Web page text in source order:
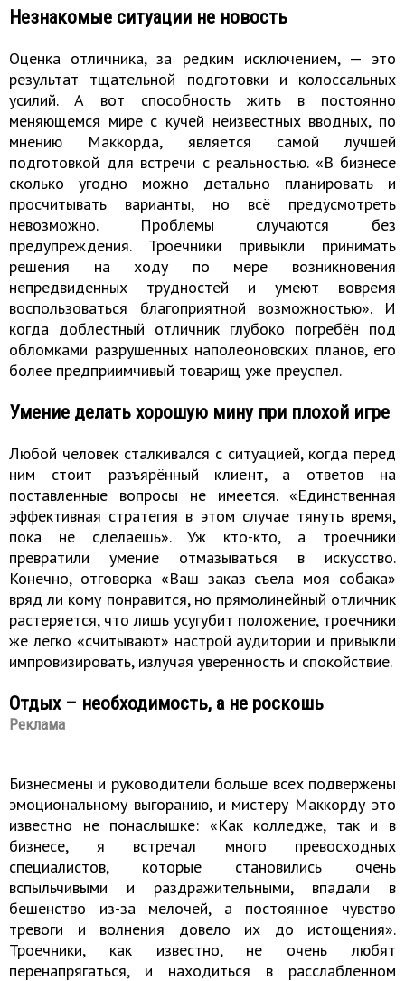
Незнакомые ситуации не новость
Оценка отличника, за редким исключением, — это
результат тщательной подготовки и колоссальных
усилий. А вот способность жить в постоянно
меняющемся мире с кучей неизвестных вводных, по
мнению Маккорда, является самой лучшей
подготовкой для встречи с реальностью. «В бизнесе
сколько угодно можно детально планировать и
просчитывать варианты, но всё предусмотреть
невозможно. Проблемы случаются без
предупреждения. Троечники привыкли принимать
решения на ходу по мере возникновения
непредвиденных трудностей и умеют вовремя
воспользоваться благоприятной возможностью». И
когда доблестный отличник глубоко погребён под
обломками разрушенных наполеоновских планов, его
более предприимчивый товарищ уже преуспел.
Умение делать хорошую мину при плохой игре
Любой человек сталкивался с ситуацией, когда перед
ним стоит разъярённый клиент, а ответов на
поставленные вопросы не имеется. «Единственная
эффективная стратегия в этом случае тянуть время,
пока не сделаешь». Уж кто-кто, а троечники
превратили умение отмазываться в искусство.
Конечно, отговорка «Ваш заказ съела моя собака»
вряд ли кому понравится, но прямолинейный отличник
растеряется, что лишь усугубит положение, троечники
же легко «считывают» настрой аудитории и привыкли
импровизировать, излучая уверенность и спокойствие.
Отдых – необходимость, а не роскошь
Реклама
Бизнесмены и руководители больше всех подвержены
эмоциональному выгоранию, и мистеру Маккорду это
известно не понаслышке: «Как колледже, так и в
бизнесе, я встречал много превосходных
специалистов, которые становились очень
вспыльчивыми и раздражительными, впадали в
бешенство из-за мелочей, а постоянное чувство
тревоги и волнения довело их до истощения».
Троечники, как известно, не очень любят
перенапрягаться, и находиться в расслабленном